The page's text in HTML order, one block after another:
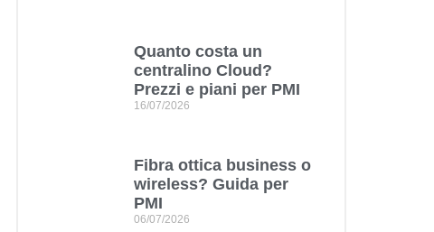
Quanto costa un
centralino Cloud?
Prezzi e piani per PMI
16/07/2026
Fibra ottica business o
wireless? Guida per
PMI
06/07/2026